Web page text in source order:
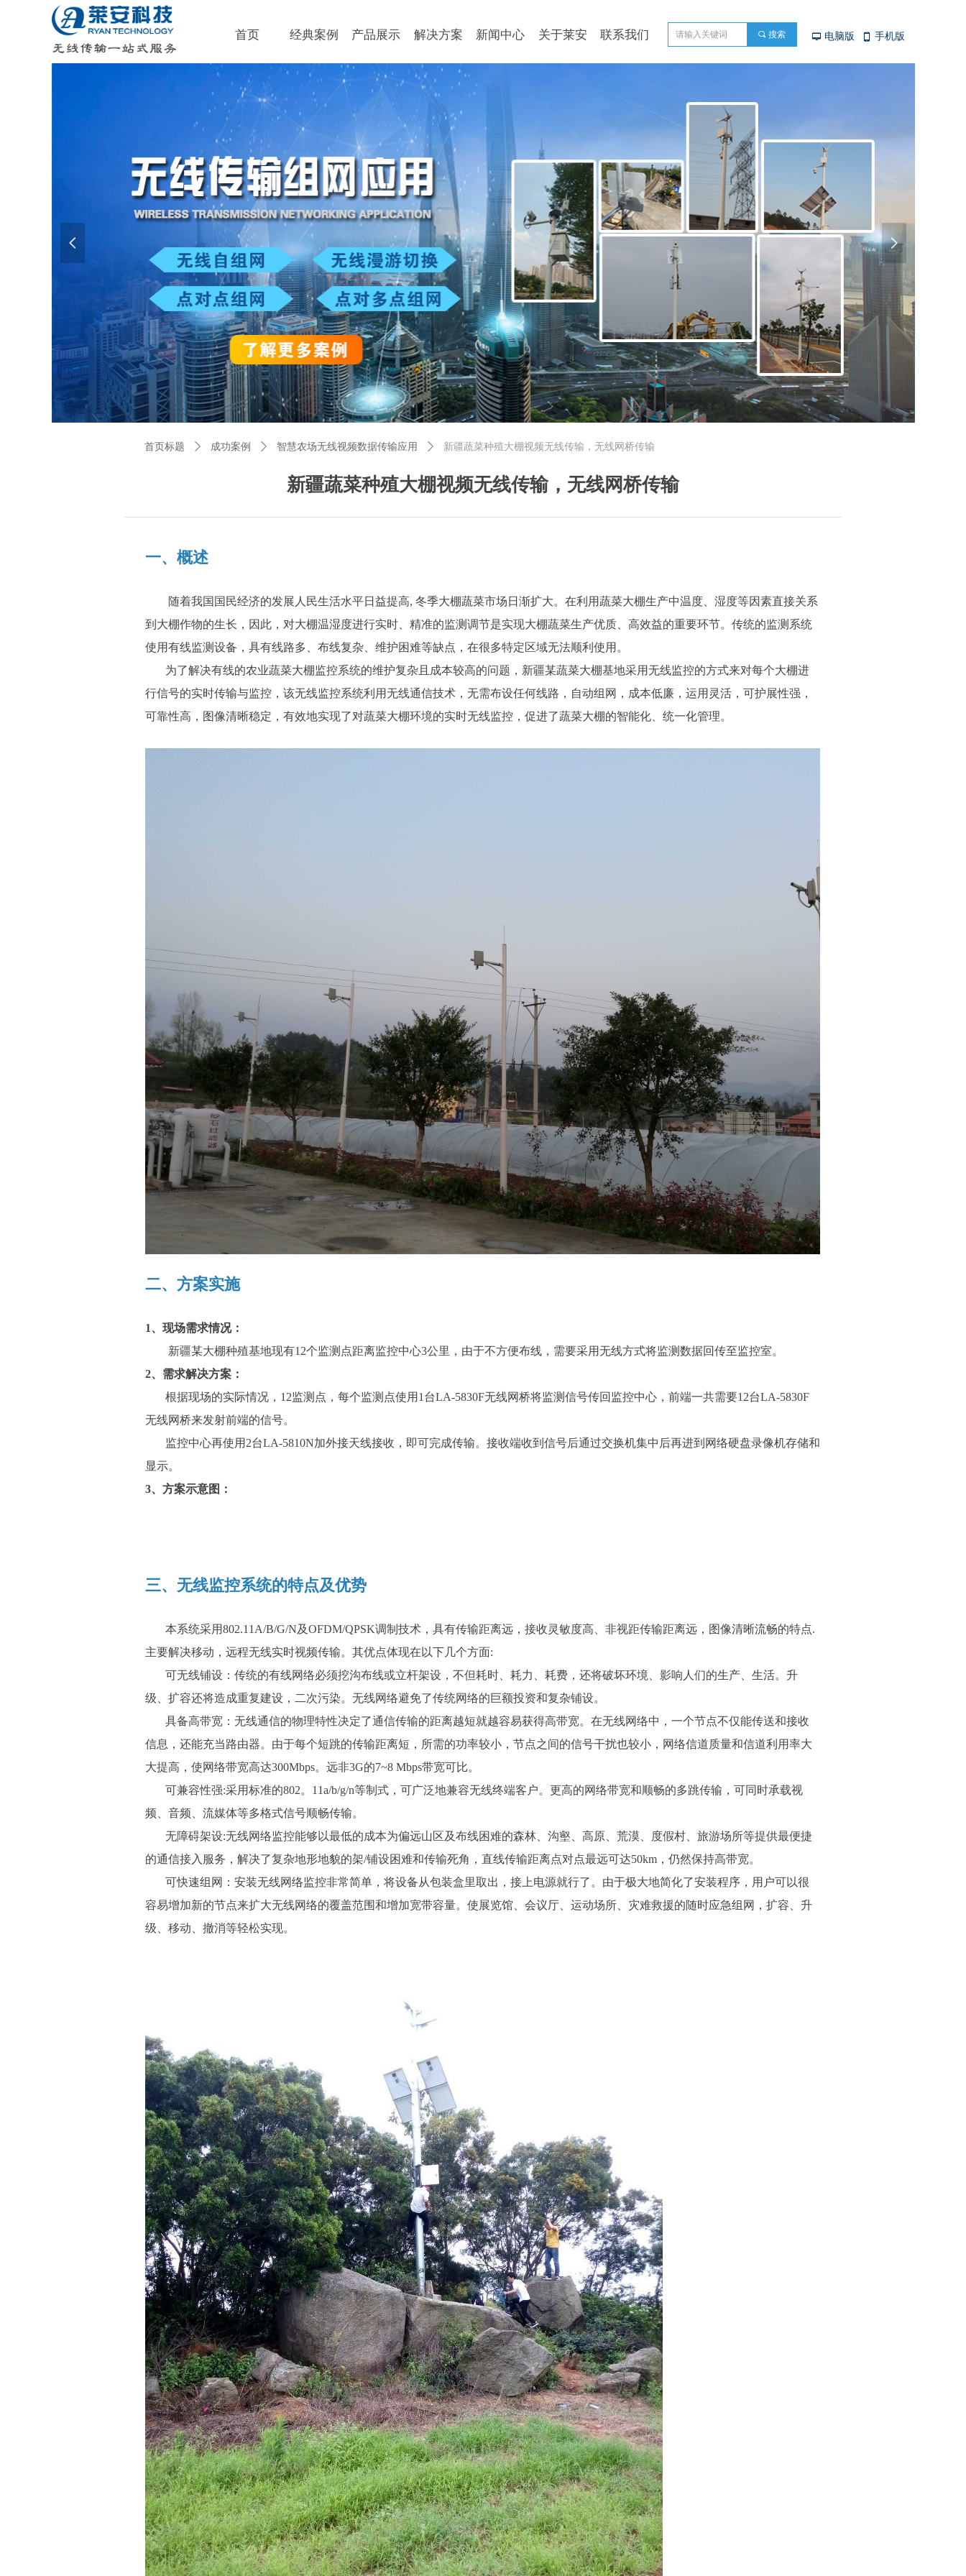
首页 经典案例 产品展示 解决方案 新闻中心 关于莱安 联系我们
넳 넲
끠 搜索 넡 电脑版 넓 手机版
新疆蔬菜种殖大棚视频无线传输，无线网桥传输
首页标题 ꄲ 成功案例 ꄲ 智慧农场无线视频数据传输应用 ꄲ 新疆蔬菜种殖大棚视频无线传输，无线网桥传输
一、概述
随着我国国民经济的发展人民生活水平日益提高, 冬季大棚蔬菜市场日渐扩大。在利用蔬菜大棚生产中温度、湿度等因素直接关系
到大棚作物的生长，因此，对大棚温湿度进行实时、精准的监测调节是实现大棚蔬菜生产优质、高效益的重要环节。传统的监测系统
使用有线监测设备，具有线路多、布线复杂、维护困难等缺点，在很多特定区域无法顺利使用。
为了解决有线的农业蔬菜大棚监控系统的维护复杂且成本较高的问题，新疆某蔬菜大棚基地采用无线监控的方式来对每个大棚进
行信号的实时传输与监控，该无线监控系统利用无线通信技术，无需布设任何线路，自动组网，成本低廉，运用灵活，可护展性强，
可靠性高，图像清晰稳定，有效地实现了对蔬菜大棚环境的实时无线监控，促进了蔬菜大棚的智能化、统一化管理。
二、方案实施
1、现场需求情况：
新疆某大棚种殖基地现有12个监测点距离监控中心3公里，由于不方便布线，需要采用无线方式将监测数据回传至监控室。
2、需求解决方案：
根据现场的实际情况，12监测点，每个监测点使用1台LA-5830F无线网桥将监测信号传回监控中心，前端一共需要12台LA-5830F
无线网桥来发射前端的信号。
监控中心再使用2台LA-5810N加外接天线接收，即可完成传输。接收端收到信号后通过交换机集中后再进到网络硬盘录像机存储和
显示。
3、方案示意图：
三、无线监控系统的特点及优势
本系统采用802.11A/B/G/N及OFDM/QPSK调制技术，具有传输距离远，接收灵敏度高、非视距传输距离远，图像清晰流畅的特点.
主要解决移动，远程无线实时视频传输。其优点体现在以下几个方面:
可无线铺设：传统的有线网络必须挖沟布线或立杆架设，不但耗时、耗力、耗费，还将破坏环境、影响人们的生产、生活。升
级、扩容还将造成重复建设，二次污染。无线网络避免了传统网络的巨额投资和复杂铺设。
具备高带宽：无线通信的物理特性决定了通信传输的距离越短就越容易获得高带宽。在无线网络中，一个节点不仅能传送和接收
信息，还能充当路由器。由于每个短跳的传输距离短，所需的功率较小，节点之间的信号干扰也较小，网络信道质量和信道利用率大
大提高，使网络带宽高达300Mbps。远非3G的7~8 Mbps带宽可比。
可兼容性强:采用标准的802。11a/b/g/n等制式，可广泛地兼容无线终端客户。更高的网络带宽和顺畅的多跳传输，可同时承载视
频、音频、流媒体等多格式信号顺畅传输。
无障碍架设:无线网络监控能够以最低的成本为偏远山区及布线困难的森林、沟壑、高原、荒漠、度假村、旅游场所等提供最便捷
的通信接入服务，解决了复杂地形地貌的架/铺设困难和传输死角，直线传输距离点对点最远可达50km，仍然保持高带宽。
可快速组网：安装无线网络监控非常简单，将设备从包装盒里取出，接上电源就行了。由于极大地简化了安装程序，用户可以很
容易增加新的节点来扩大无线网络的覆盖范围和增加宽带容量。使展览馆、会议厅、运动场所、灾难救援的随时应急组网，扩容、升
级、移动、撤消等轻松实现。